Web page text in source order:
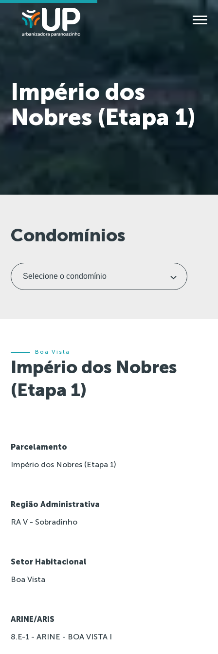
Império dos
Nobres (Etapa 1)
Condomínios
Boa Vista
Império dos Nobres
(Etapa 1)
Parcelamento
Império dos Nobres (Etapa 1)
Região Administrativa
RA V - Sobradinho
Setor Habitacional
Boa Vista
ARINE/ARIS
8.E-1 - ARINE - BOA VISTA I